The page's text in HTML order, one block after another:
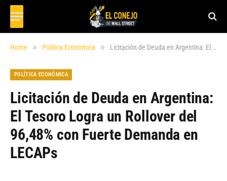
Home » Política Económica » Licitación de Deuda en Argentina: El Tesoro Logra un Rollover del 96,48% con Fuerte Demanda en LECAPs
POLÍTICA ECONÓMICA
Licitación de Deuda en Argentina:
El Tesoro Logra un Rollover del
96,48% con Fuerte Demanda en
LECAPs